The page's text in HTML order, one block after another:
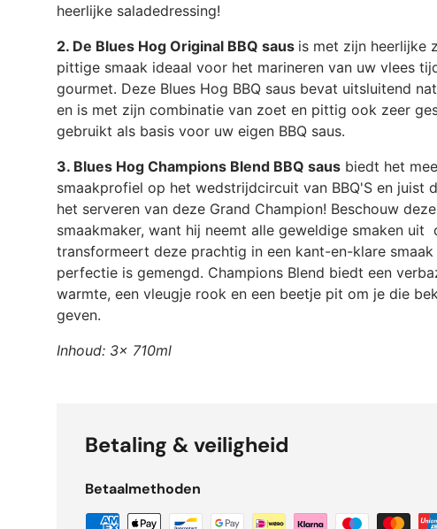
heerlijke saladedressing!
2. De Blues Hog Original BBQ saus is met zijn heerlijke
pittige smaak ideaal voor het marineren van uw vlees
gourmet. Deze Blues Hog BBQ saus bevat uitsluitend
en is met zijn combinatie van zoet en pittig ook zeer
gebruikt als basis voor uw eigen BBQ saus.
3. Blues Hog Champions Blend BBQ saus biedt het
smaakprofiel op het wedstrijdcircuit van BBQ'S en juist
het serveren van deze Grand Champion! Beschouw
smaakmaker, want hij neemt alle geweldige smaken uit
transformeert deze prachtig in een kant-en-klare
perfectie is gemengd. Champions Blend biedt een
warmte, een vleugje rook en een beetje pit om je die
geven.
Inhoud: 3x 710ml
Betaling & veiligheid
Betaalmethoden